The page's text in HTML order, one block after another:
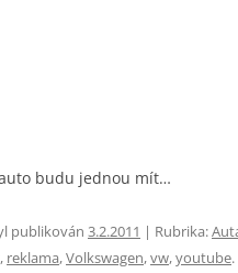
budu jednou mít…
publikován 3.2.2011 | Rubrika:
, reklama,Volkswagen,vw,youtube.